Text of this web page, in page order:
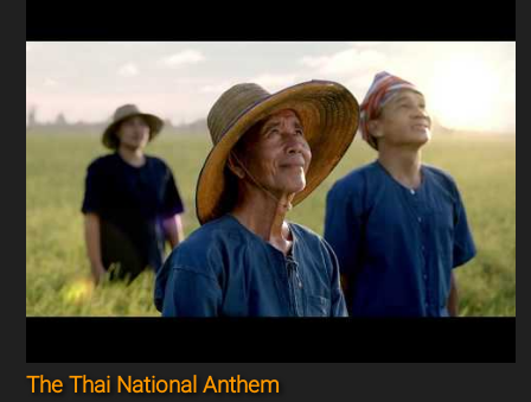
The Thai National Anthem